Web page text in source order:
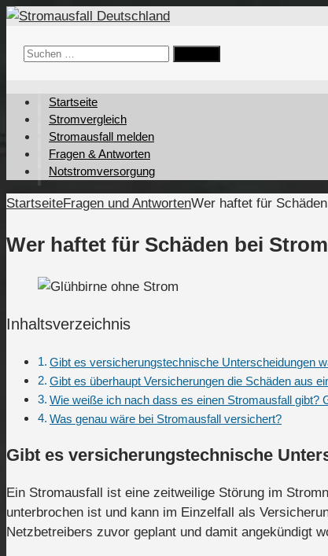
Suchen
Startseite
Stromvergleich
Stromausfall melden
Fragen & Antworten
Notstromversorgung
StartseiteFragen und AntwortenWer haftet für
Wer haftet für Schäden bei
Inhaltsverzeichnis
Gibt es versicherungstechnische Unterscheidungen
Gibt es überhaupt Versicherungen die Schäden aus
Wie weiße ich nach dass es einen Stromausfall gibt?
Was genau wäre bei Stromausfall versichert?
Gibt es versicherungstechnische
Ein Stromausfall ist eine zeitweilige Störung im
unterbrochen ist und kann im Einzelfall als
Netzbetreibers zuvor geplant und damit angekündigt